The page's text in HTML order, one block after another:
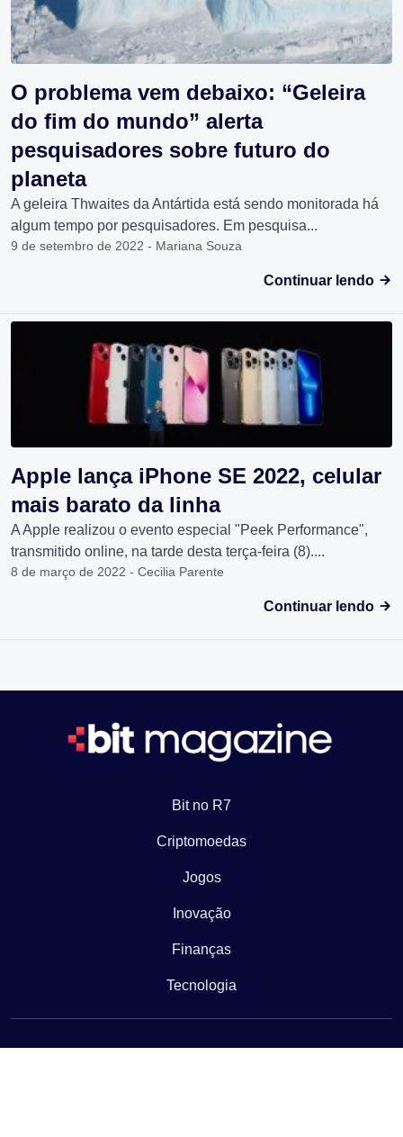
O problema vem debaixo: “Geleira
do fim do mundo” alerta
pesquisadores sobre futuro do
planeta
A geleira Thwaites da Antártida está sendo monitorada há
algum tempo por pesquisadores. Em pesquisa...
9 de setembro de 2022 - Mariana Souza
Continuar lendo
Apple lança iPhone SE 2022, celular
mais barato da linha
A Apple realizou o evento especial "Peek Performance",
transmitido online, na tarde desta terça-feira (8)....
8 de março de 2022 - Cecilia Parente
Continuar lendo
Bit no R7
Criptomoedas
Jogos
Inovação
Finanças
Tecnologia